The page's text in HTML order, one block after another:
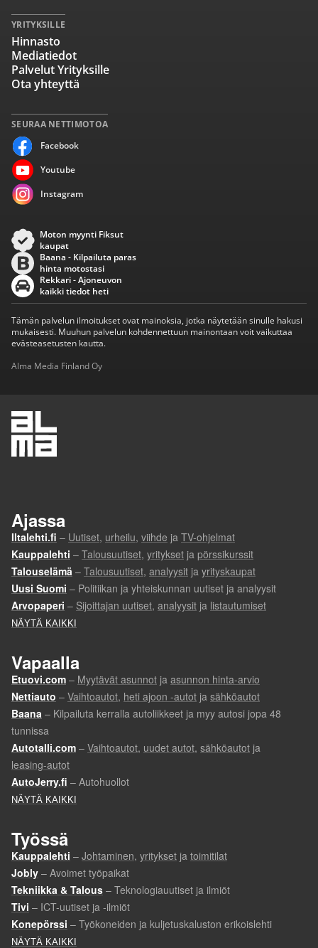
SEURAA NETTIMOTOA
Facebook
Youtube
Instagram
YRITYKSILLE
Hinnasto
Mediatiedot
Palvelut Yrityksille
Ota yhteyttä
Moton myynti Fiksut
kaupat
Baana - Kilpailuta paras
hinta motostasi
Rekkari - Ajoneuvon
kaikki tiedot heti
Tämän palvelun ilmoitukset ovat mainoksia, jotka näytetään sinulle hakusi
mukaisesti. Muuhun palvelun kohdennettuun mainontaan voit vaikuttaa
evästeasetusten kautta.
Alma Media Finland Oy